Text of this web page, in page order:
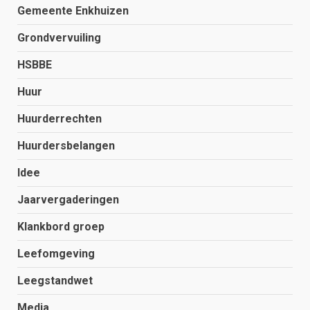
Gemeente Enkhuizen
Grondvervuiling
HSBBE
Huur
Huurderrechten
Huurdersbelangen
Idee
Jaarvergaderingen
Klankbord groep
Leefomgeving
Leegstandwet
Media